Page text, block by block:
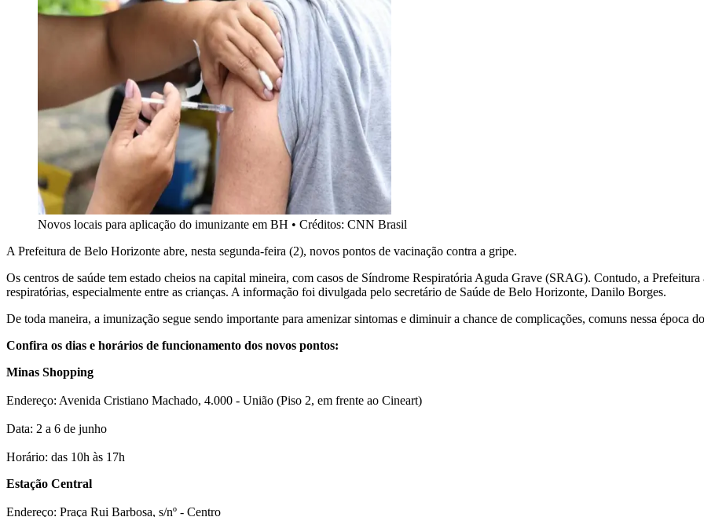
Novos locais para aplicação do imunizante em BH • Créditos: CNN Brasil
A Prefeitura de Belo Horizonte abre, nesta segunda-feira (2), novos pontos de vacinação contra a gripe.
Os centros de saúde tem estado cheios na capital mineira, com casos de Síndrome Respiratória Aguda Grave (SRAG). Contudo, a
respiratórias, especialmente entre as crianças. A informação foi divulgada pelo secretário de Saúde de Belo Horizonte, Danilo Borges.
De toda maneira, a imunização segue sendo importante para amenizar sintomas e diminuir a chance de complicações, comuns nessa época
Confira os dias e horários de funcionamento dos novos pontos:
Minas Shopping
Endereço: Avenida Cristiano Machado, 4.000 - União (Piso 2, em frente ao Cineart)
Data: 2 a 6 de junho
Horário: das 10h às 17h
Estação Central
Endereço: Praça Rui Barbosa, s/nº - Centro